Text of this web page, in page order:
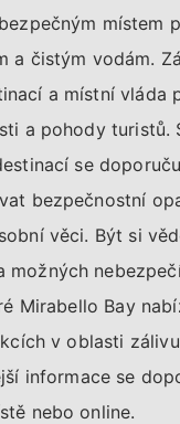
místem
a čistým vodám.
a místní vláda
a pohody turistů.
se
bezpečnostní
věci. Být si
možných
Mirabello Bay
v oblasti
informace se
nebo online.